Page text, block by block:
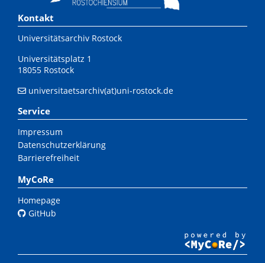
Kontakt
Universitätsarchiv Rostock
Universitätsplatz 1
18055 Rostock
universitaetsarchiv(at)uni-rostock.de
Service
Impressum
Datenschutzerklärung
Barrierefreiheit
MyCoRe
Homepage
GitHub